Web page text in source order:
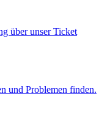
über unser Ticket
und Problemen finden.